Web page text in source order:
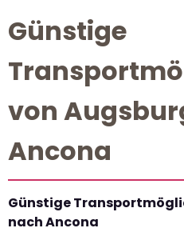
Günstige
von
Ancona
Günstige
nach Ancona